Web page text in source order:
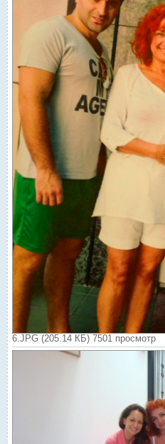
6.JPG (205.14 КБ) 7501 просмотр